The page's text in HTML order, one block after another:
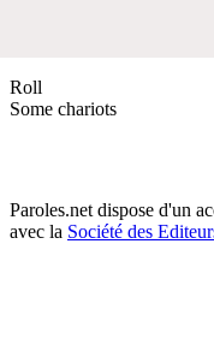
Roll
Some chariots
Paroles.net dispose d'un
avec la Société des